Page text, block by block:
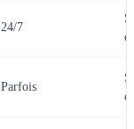
24/7
Parfois